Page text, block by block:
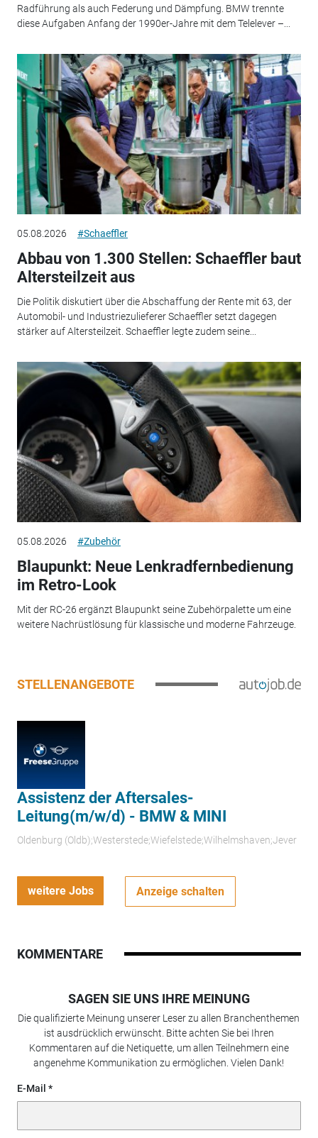
Radführung als auch Federung und Dämpfung. BMW trennte
diese Aufgaben Anfang der 1990er-Jahre mit dem Telelever –...
05.08.2026 #Schaeffler
Abbau von 1.300 Stellen: Schaeffler baut
Altersteilzeit aus
Die Politik diskutiert über die Abschaffung der Rente mit 63, der
Automobil- und Industriezulieferer Schaeffler setzt dagegen
stärker auf Altersteilzeit. Schaeffler legte zudem seine...
05.08.2026 #Zubehör
Blaupunkt: Neue Lenkradfernbedienung
im Retro-Look
Mit der RC-26 ergänzt Blaupunkt seine Zubehörpalette um eine
weitere Nachrüstlösung für klassische und moderne Fahrzeuge.
STELLENANGEBOTE
Assistenz der Aftersales-
Leitung(m/w/d) - BMW & MINI
Oldenburg (Oldb);Westerstede;Wiefelstede;Wilhelmshaven;Jever
weitere Jobs Anzeige schalten
KOMMENTARE
SAGEN SIE UNS IHRE MEINUNG
Die qualifizierte Meinung unserer Leser zu allen Branchenthemen
ist ausdrücklich erwünscht. Bitte achten Sie bei Ihren
Kommentaren auf die Netiquette, um allen Teilnehmern eine
angenehme Kommunikation zu ermöglichen. Vielen Dank!
E-Mail